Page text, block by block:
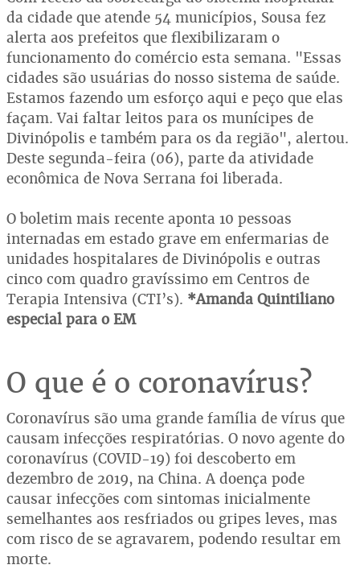
da cidade que atende 54 municípios, Sousa fez
alerta aos prefeitos que flexibilizaram o
funcionamento do comércio esta semana. "Essas
cidades são usuárias do nosso sistema de saúde.
Estamos fazendo um esforço aqui e peço que elas
façam. Vai faltar leitos para os munícipes de
Divinópolis e também para os da região", alertou.
Deste segunda-feira (06), parte da atividade
econômica de Nova Serrana foi liberada.
O boletim mais recente aponta 10 pessoas
internadas em estado grave em enfermarias de
unidades hospitalares de Divinópolis e outras
cinco com quadro gravíssimo em Centros de
Terapia Intensiva (CTI’s). *Amanda Quintiliano
especial para o EM
O que é o coronavírus?
Coronavírus são uma grande família de vírus que
causam infecções respiratórias. O novo agente do
coronavírus (COVID-19) foi descoberto em
dezembro de 2019, na China. A doença pode
causar infecções com sintomas inicialmente
semelhantes aos resfriados ou gripes leves, mas
com risco de se agravarem, podendo resultar em
morte.